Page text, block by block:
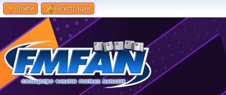
Войти Регистрация